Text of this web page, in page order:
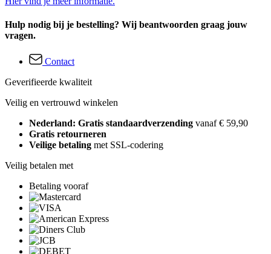
Hulp nodig bij je bestelling? Wij beantwoorden graag jouw
vragen.
Contact
Geverifieerde kwaliteit
Veilig en vertrouwd winkelen
Nederland: Gratis standaardverzending vanaf € 59,90
Gratis retourneren
Veilige betaling met SSL-codering
Veilig betalen met
Betaling vooraf